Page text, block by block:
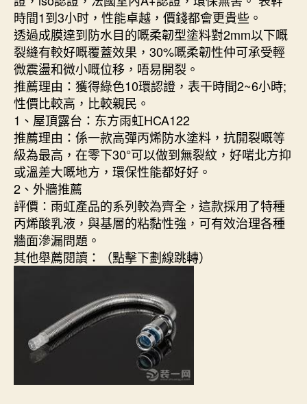
時間1到3小时，性能卓越，價錢都會更貴些。
透過成膜達到防水目的嘅柔韌型塗料對2mm以下嘅
裂縫有較好嘅覆蓋效果，30%嘅柔韌性仲可承受輕
微震盪和微小嘅位移，唔易開裂。
推薦理由：獲得綠色10環認證，表干時間2~6小時;
性價比較高，比較親民。
1、屋頂露台：东方雨虹HCA122
推薦理由：係一款高彈丙烯防水塗料，抗開裂嘅等
級為最高，在零下30°可以做到無裂紋，好啱北方抑
或溫差大嘅地方，環保性能都好好。
2、外牆推薦
評價：雨虹產品的系列較為齊全，這款採用了特種
丙烯酸乳液，與基層的粘黏性強，可有效治理各種
牆面滲漏問題。
其他舉薦閱讀：（點擊下劃線跳轉）